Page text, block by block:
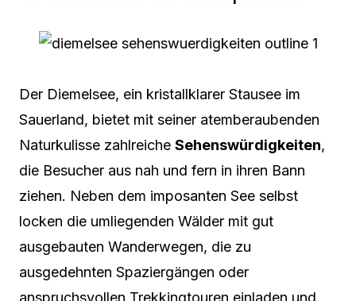
Der Diemelsee, ein kristallklarer Stausee im
Sauerland, bietet mit seiner atemberaubenden
Naturkulisse zahlreiche Sehenswürdigkeiten,
die Besucher aus nah und fern in ihren Bann
ziehen. Neben dem imposanten See selbst
locken die umliegenden Wälder mit gut
ausgebauten Wanderwegen, die zu
ausgedehnten Spaziergängen oder
anspruchsvollen Trekkingtouren einladen und